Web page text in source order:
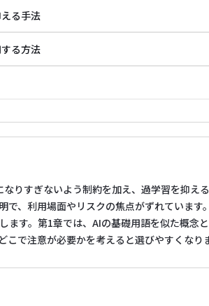
る手法
る方法
りすぎないよう制約を加え、過学習を抑え
、利用場面やリスクの焦点がずれています
す。第1章では、AIの基礎用語を似た概念
で注意が必要かを考えると選びやすくなり